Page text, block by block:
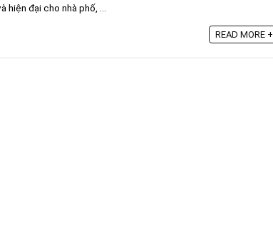
đại cho nhà phố, ...
READ MORE +